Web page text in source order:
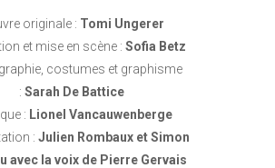
originale : Tomi Ungerer
et mise en scène : Sofia Betz
costumes et graphisme
: Sarah De Battice
: Lionel Vancauwenberge
: Julien Rombaux et Simon
avec la voix de Pierre Gervais